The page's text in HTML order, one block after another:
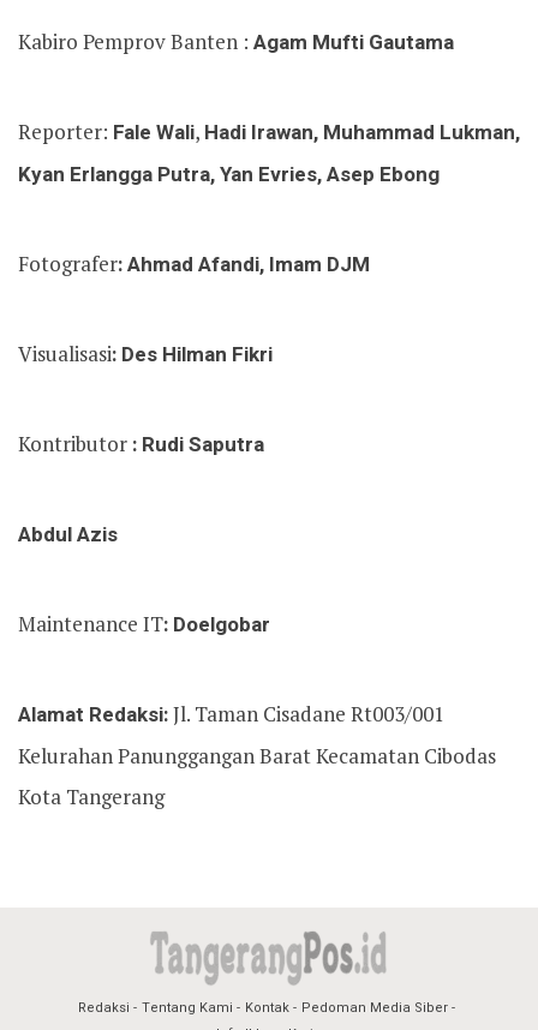
Kabiro Pemprov Banten : Agam Mufti Gautama
Reporter: Fale Wali, Hadi Irawan, Muhammad Lukman,
Kyan Erlangga Putra, Yan Evries, Asep Ebong
Fotografer: Ahmad Afandi, Imam DJM
Visualisasi: Des Hilman Fikri
Kontributor : Rudi Saputra
Abdul Azis
Maintenance IT: Doelgobar
Alamat Redaksi:Jl. Taman Cisadane Rt003/001
Kelurahan Panunggangan Barat Kecamatan Cibodas
Kota Tangerang
Redaksi Tentang Kami Kontak
Pedoman Media Siber